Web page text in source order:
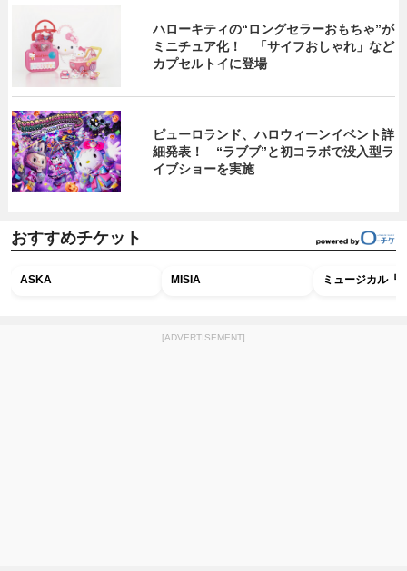
ハローキティの“ロングセラーおもちゃ”が
ミニチュア化！ 「サイフおしゃれ」など
カプセルトイに登場
ピューロランド、ハロウィーンイベント詳
細発表！ “ラブブ”と初コラボで没入型ラ
イブショーを実施
おすすめチケット
ASKA MISIA ミュージカル『
[ADVERTISEMENT]